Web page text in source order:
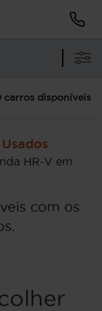
carros disponíveis
HR-V em
com os